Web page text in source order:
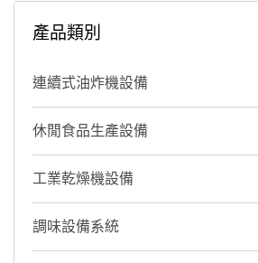
產品類別
連續式油炸機設備
休閒食品生產設備
工業乾燥機設備
調味設備系統